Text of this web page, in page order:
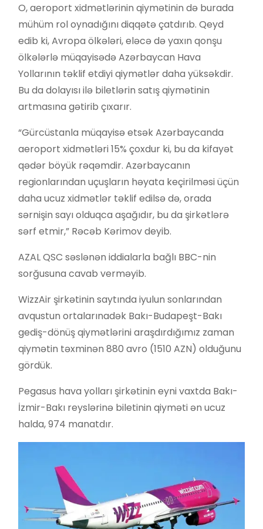
O, aeroport xidmətlərinin qiymətinin də burada
mühüm rol oynadığını diqqətə çatdırıb. Qeyd
edib ki, Avropa ölkələri, eləcə də yaxın qonşu
ölkələrlə müqayisədə Azərbaycan Hava
Yollarının təklif etdiyi qiymətlər daha yüksəkdir.
Bu da dolayısı ilə biletlərin satış qiymətinin
artmasına gətirib çıxarır.
“Gürcüstanla müqayisə etsək Azərbaycanda
aeroport xidmətləri 15% çoxdur ki, bu da kifayət
qədər böyük rəqəmdir. Azərbaycanın
regionlarından uçuşların həyata keçirilməsi üçün
daha ucuz xidmətlər təklif edilsə də, orada
sərnişin sayı olduqca aşağıdır, bu da şirkətlərə
sərf etmir,” Rəcəb Kərimov deyib.
AZAL QSC səslənən iddialarla bağlı BBC-nin
sorğusuna cavab verməyib.
WizzAir şirkətinin saytında iyulun sonlarından
avqustun ortalarınadək Bakı-Budapeşt-Bakı
gediş-dönüş qiymətlərini araşdırdığımız zaman
qiymətin təxminən 880 avro (1510 AZN) olduğunu
gördük.
Pegasus hava yolları şirkətinin eyni vaxtda Bakı-
İzmir-Bakı reyslərinə biletinin qiyməti ən ucuz
halda, 974 manatdır.